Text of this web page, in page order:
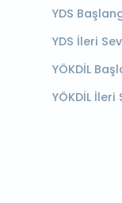
YDS
YDS İleri
YÖKDİL
YÖKDİL İleri